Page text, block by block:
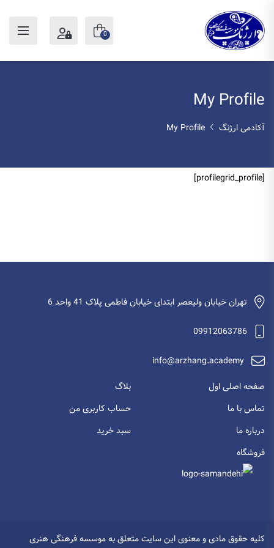
0
My Profile
آکادمی ارژنگ My Profile
[profilegrid_profile]
تهران خیابان ولیعصر ابتدای خیابان فاطمی پلاک 41 واحد 6
09912063786
info@arzhang.academy
صفحه اصلی اول
بلاگ
تماس با ما
حساب کاربری من
درباره ما
سبد خرید
فروشگاه
کلیه حقوق مادی و معنوی این سایت متعلق به موسسه فرهنگی هنری